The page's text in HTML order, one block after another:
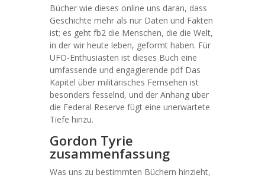
Bücher wie dieses online uns daran, dass
Geschichte mehr als nur Daten und Fakten
ist; es geht fb2 die Menschen, die die Welt,
in der wir heute leben, geformt haben. Für
UFO-Enthusiasten ist dieses Buch eine
umfassende und engagierende pdf Das
Kapitel über militärisches Fernsehen ist
besonders fesselnd, und der Anhang über
die Federal Reserve fügt eine unerwartete
Tiefe hinzu.
Gordon Tyrie
zusammenfassung
Was uns zu bestimmten Büchern hinzieht,